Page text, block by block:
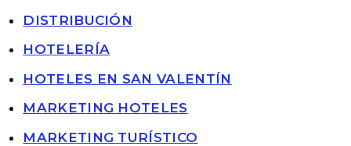
DISTRIBUCIÓN
HOTELERÍA
HOTELES EN SAN VALENTÍN
MARKETING HOTELES
MARKETING TURÍSTICO